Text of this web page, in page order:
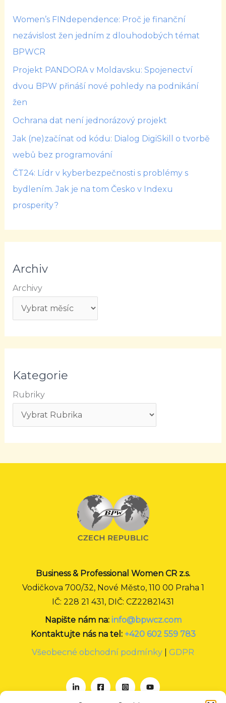
Women’s FINdependence: Proč je finanční
nezávislost žen jedním z dlouhodobých témat
BPWCR
Projekt PANDORA v Moldavsku: Spojenectví
dvou BPW přináší nové pohledy na podnikání
žen
Ochrana dat není jednorázový projekt
Jak (ne)začínat od kódu: Dialog DigiSkill o tvorbě
webů bez programování
ČT24: Lídr v kyberbezpečnosti s problémy s
bydlením. Jak je na tom Česko v Indexu
prosperity?
Archiv
Archivy
Kategorie
Rubriky
Business & Professional Women CR z.s.
Vodičkova 700/32, Nové Město, 110 00 Praha 1
IČ: 228 21 431, DIČ: CZ22821431
Napište nám na: info@bpwcz.com
Kontaktujte nás na tel: +420 602 559 783
Všeobecné obchodní podmínky
GDPR